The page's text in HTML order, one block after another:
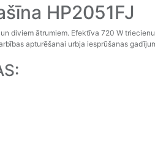
HP2051FJ
diviem ātrumiem. Efektīva 720 W
apturēšanai urbja iesprūšanas